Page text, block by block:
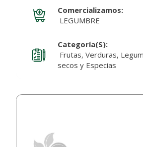
Comercializamos:
LEGUMBRE
Categoría(s):
Frutas, Verduras,
secos y Especias